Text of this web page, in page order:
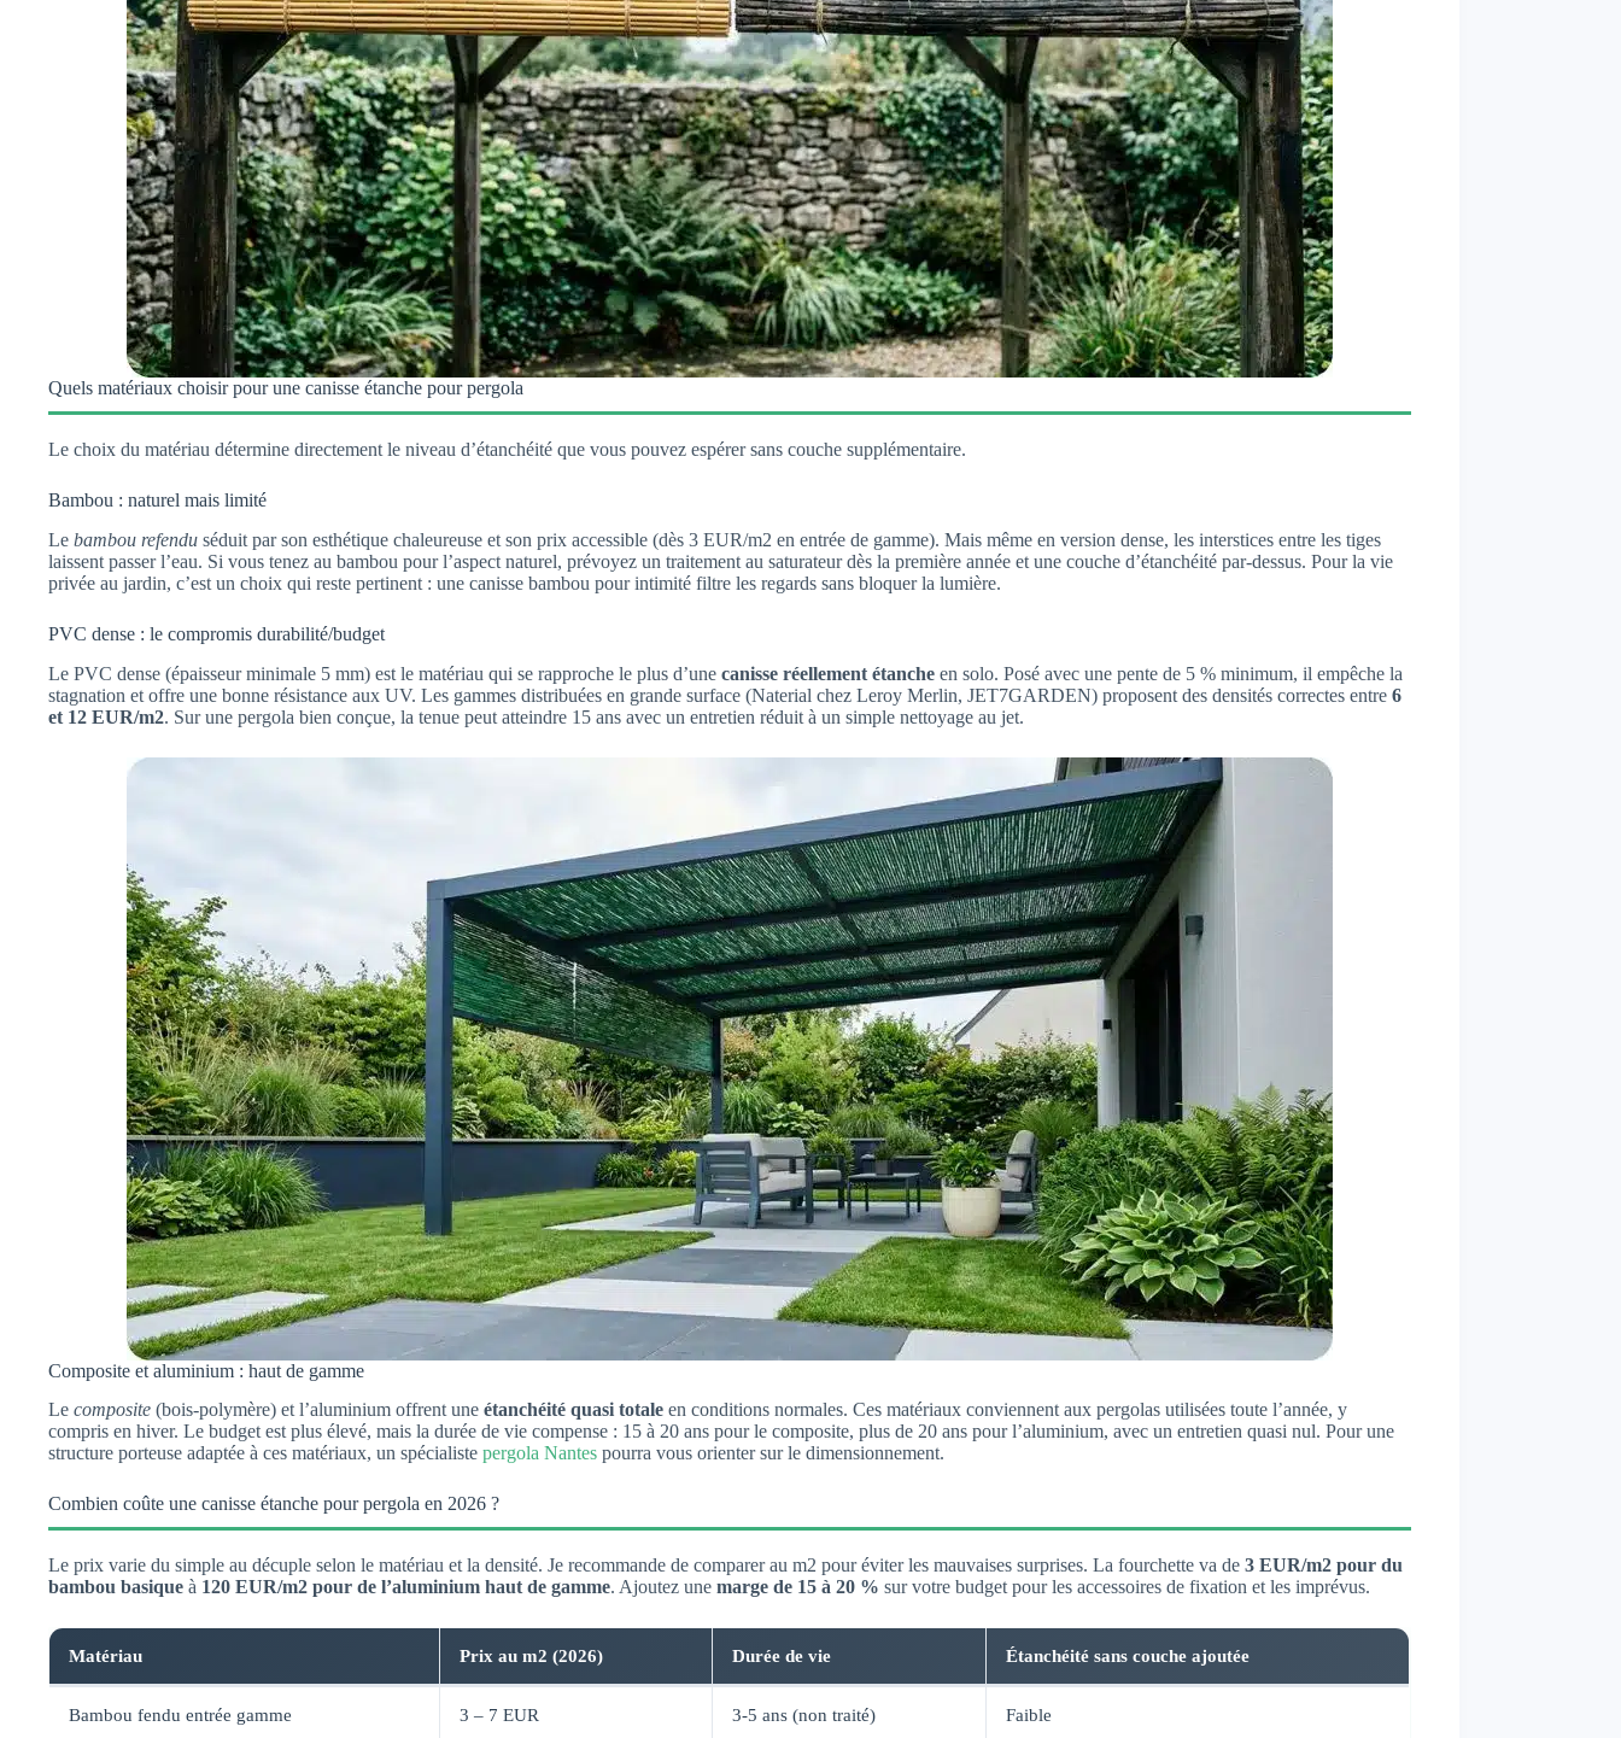
Quels matériaux choisir pour une canisse étanche pour pergola
Le choix du matériau détermine directement le niveau d’étanchéité que vous pouvez espérer sans couche supplémentaire.
Bambou : naturel mais limité
Le bambou refendu séduit par son esthétique chaleureuse et son prix accessible (dès 3 EUR/m2 en entrée de gamme). Mais même en version dense, les interstices entre les tiges
laissent passer l’eau. Si vous tenez au bambou pour l’aspect naturel, prévoyez un traitement au saturateur dès la première année et une couche d’étanchéité par-dessus. Pour la vie
privée au jardin, c’est un choix qui reste pertinent : une canisse bambou pour intimité filtre les regards sans bloquer la lumière.
PVC dense : le compromis durabilité/budget
Le PVC dense (épaisseur minimale 5 mm) est le matériau qui se rapproche le plus d’une canisse réellement étanche en solo. Posé avec une pente de 5 % minimum, il empêche la
stagnation et offre une bonne résistance aux UV. Les gammes distribuées en grande surface (Naterial chez Leroy Merlin, JET7GARDEN) proposent des densités correctes entre 6
et 12 EUR/m2. Sur une pergola bien conçue, la tenue peut atteindre 15 ans avec un entretien réduit à un simple nettoyage au jet.
Composite et aluminium : haut de gamme
Le composite (bois-polymère) et l’aluminium offrent une étanchéité quasi totale en conditions normales. Ces matériaux conviennent aux pergolas utilisées toute l’année, y
compris en hiver. Le budget est plus élevé, mais la durée de vie compense : 15 à 20 ans pour le composite, plus de 20 ans pour l’aluminium, avec un entretien quasi nul. Pour une
structure porteuse adaptée à ces matériaux, un spécialiste pergola Nantes pourra vous orienter sur le dimensionnement.
Combien coûte une canisse étanche pour pergola en 2026 ?
Le prix varie du simple au décuple selon le matériau et la densité. Je recommande de comparer au m2 pour éviter les mauvaises surprises. La fourchette va de 3 EUR/m2 pour du
bambou basique à 120 EUR/m2 pour de l’aluminium haut de gamme. Ajoutez une marge de 15 à 20 % sur votre budget pour les accessoires de fixation et les imprévus.
Matériau Prix au m2 (2026) Durée de vie Étanchéité sans couche ajoutée
Bambou fendu entrée gamme 3 – 7 EUR 3-5 ans (non traité) Faible